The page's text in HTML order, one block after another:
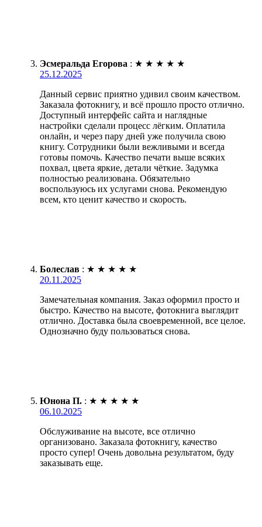
Эсмеральда Егорова : ★ ★ ★ ★ ★
25.12.2025
Данный сервис приятно удивил своим качеством.
Заказала фотокнигу, и всё прошло просто отлично.
Доступный интерфейс сайта и наглядные
настройки сделали процесс лёгким. Оплатила
онлайн, и через пару дней уже получила свою
книгу. Сотрудники были вежливыми и всегда
готовы помочь. Качество печати выше всяких
похвал, цвета яркие, детали чёткие. Задумка
полностью реализована. Обязательно
воспользуюсь их услугами снова. Рекомендую
всем, кто ценит качество и скорость.
Болеслав : ★ ★ ★ ★ ★
20.11.2025
Замечательная компания. Заказ оформил просто и
быстро. Качество на высоте, фотокнига выглядит
отлично. Доставка была своевременной, все целое.
Однозначно буду пользоваться снова.
Юнона П. : ★ ★ ★ ★ ★
06.10.2025
Обслуживание на высоте, все отлично
организовано. Заказала фотокнигу, качество
просто супер! Очень довольна результатом, буду
заказывать еще.